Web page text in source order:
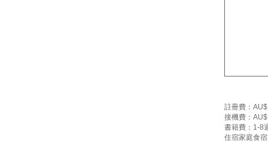
註冊費：
接機費：
書籍費：1-8
住宿家庭食